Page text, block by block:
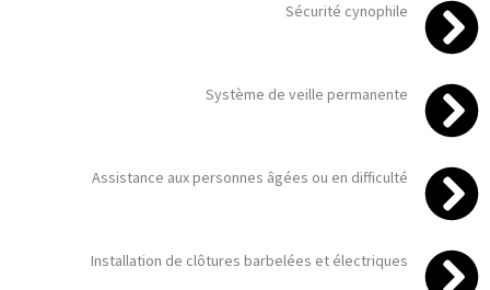
Sécurité cynophile
Système de veille permanente
Assistance aux personnes âgées ou en difficulté
Installation de clôtures barbelées et électriques